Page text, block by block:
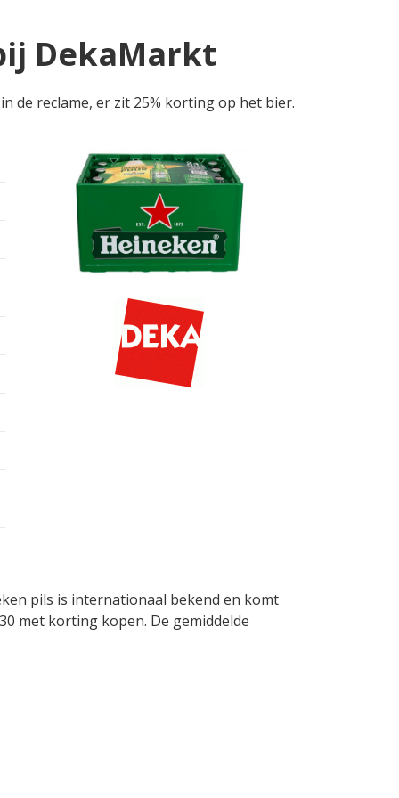
DekaMarkt
de reclame, er zit 25% korting op het bier.
pils is internationaal bekend en komt
met korting kopen. De gemiddelde